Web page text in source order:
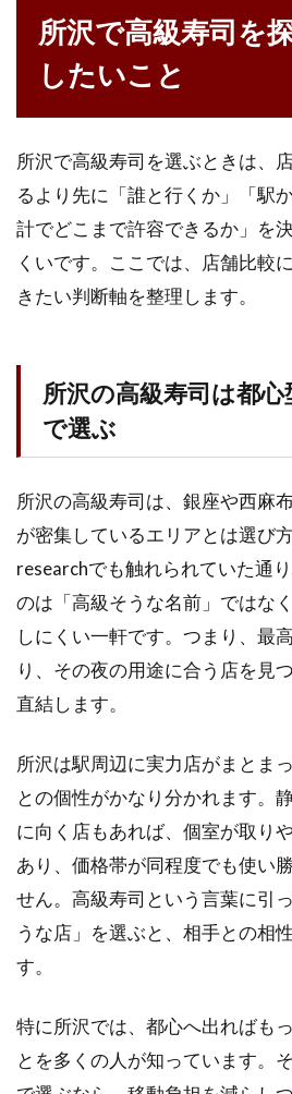
高
級
寿
司
を
す
前
に
整
た
1.1
所沢
の高
司は
型よ
り使
い分
けで
選ぶ
1.2
所沢
司は
総額
と駅
距離
で満
足度
が変
わる
と記
で所
沢の
所沢で高級寿司を
したいこと
所沢で高級寿司を選ぶときは、
るより先に「誰と行くか」「駅
計でどこまで許容できるか」を
くいです。ここでは、店舗比較
きたい判断軸を整理します。
所沢の高級寿司は都
で選ぶ
所沢の高級寿司は、銀座や西麻
が密集しているエリアとは選び
researchでも触れられていた通
のは「高級そうな名前」ではな
しにくい一軒です。つまり、最
り、その夜の用途に合う店を見
直結します。
所沢は駅周辺に実力店がまとま
との個性がかなり分かれます。
に向く店もあれば、個室が取り
あり、価格帯が同程度でも使い
せん。高級寿司という言葉に引
うな店」を選ぶと、相手との相
す。
特に所沢では、都心へ出ればも
とを多くの人が知っています。